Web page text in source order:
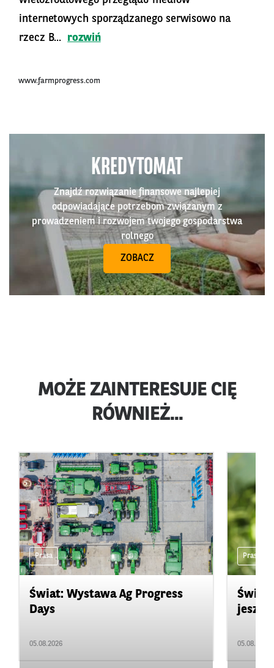
internetowych sporządzanego serwisowo na
rzecz B...
rozwiń
www.farmprogress.com
KREDYTOMAT
Znajdź rozwiązanie finansowe najlepiej
odpowiadające potrzebom związanym z
prowadzeniem i rozwojem twojego gospodarstwa
rolnego
ZOBACZ
MOŻE ZAINTERESUJE CIĘ
RÓWNIEŻ...
Prasa
Świat: Wystawa Ag Progress
Days
05.08.2026
Prasa
Świat:
05.08.2026